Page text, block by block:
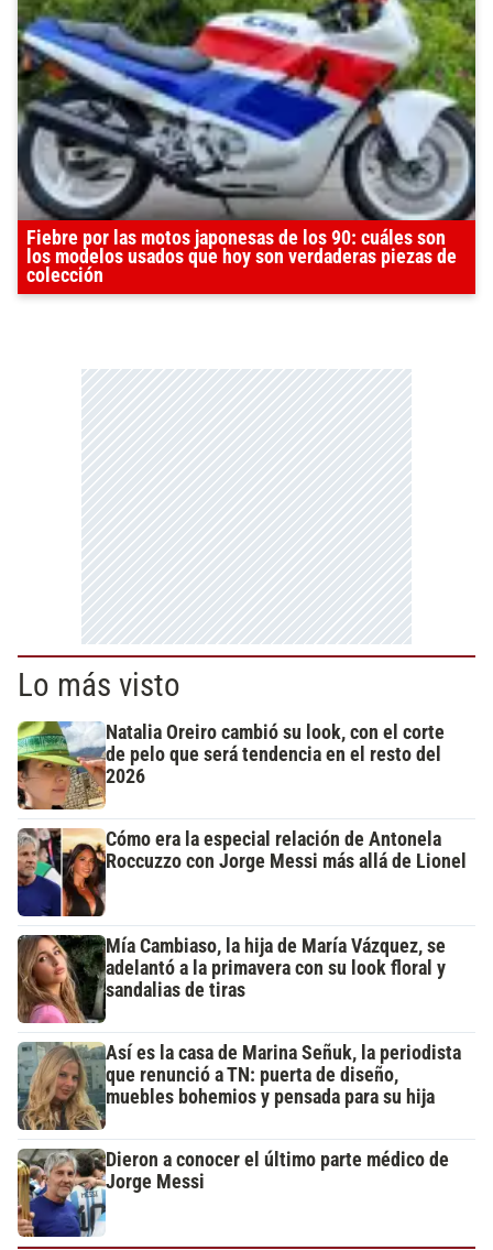
Fiebre por las motos japonesas de los 90: cuáles son
los modelos usados que hoy son verdaderas piezas de
colección
Lo más visto
Natalia Oreiro cambió su look, con el corte
de pelo que será tendencia en el resto del
2026
Cómo era la especial relación de Antonela
Roccuzzo con Jorge Messi más allá de Lionel
Mía Cambiaso, la hija de María Vázquez, se
adelantó a la primavera con su look floral y
sandalias de tiras
Así es la casa de Marina Señuk, la periodista
que renunció a TN: puerta de diseño,
muebles bohemios y pensada para su hija
Dieron a conocer el último parte médico de
Jorge Messi